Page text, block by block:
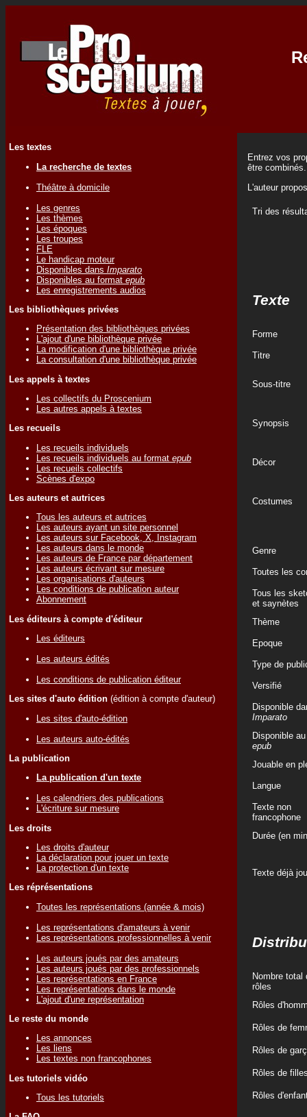
Les textes
La recherche de textes
Théâtre à domicile
Les genres
Les thèmes
Les époques
Les troupes
FLE
Le handicap moteur
Disponibles dans Imparato
Disponibles au format epub
Les enregistrements audios
Les bibliothèques privées
Présentation des bibliothèques privées
L'ajout d'une bibliothèque privée
La modification d'une bibliothèque privée
La consultation d'une bibliothèque privée
Les appels à textes
Les collectifs du Proscenium
Les autres appels à textes
Les recueils
Les recueils individuels
Les recueils individuels au format epub
Les recueils collectifs
Scènes d'expo
Les auteurs et autrices
Tous les auteurs et autrices
Les auteurs ayant un site personnel
Les auteurs sur Facebook, X, Instagram
Les auteurs dans le monde
Les auteurs de France par département
Les auteurs écrivant sur mesure
Les organisations d'auteurs
Les conditions de publication auteur
Abonnement
Les éditeurs à compte d'éditeur
Les éditeurs
Les auteurs édités
Les conditions de publication éditeur
Les sites d'auto édition (édition à compte d'auteur)
Les sites d'auto-édition
Les auteurs auto-édités
La publication
La publication d'un texte
Les calendriers des publications
L'écriture sur mesure
Les droits
Les droits d'auteur
La déclaration pour jouer un texte
La protection d'un texte
Les réprésentations
Toutes les représentations (année & mois)
Les représentations d'amateurs à venir
Les représentations professionnelles à venir
Les auteurs joués par des amateurs
Les auteurs joués par des professionnels
Les représentations en France
Les représentations dans le monde
L'ajout d'une représentation
Le reste du monde
Les annonces
Les liens
Les textes non francophones
Les tutoriels vidéo
Tous les tutoriels
Entrez vos
être combinés.
L'auteur
Tri des
Texte
Forme
Titre
Sous-titre
Synopsis
Décor
Costumes
Genre
Toutes les
Tous les
et saynètes
Thème
Epoque
Type de
Versifié
Disponible
Imparato
Disponible
epub
Jouable en
Langue
Texte non
francophone
Durée (en
Texte déjà
Nombre total
rôles
Rôles
Rôles de
Rôles de
Rôles de
Rôles